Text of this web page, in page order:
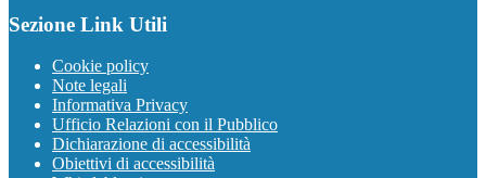
Sezione Link Utili
Cookie policy
Note legali
Informativa Privacy
Ufficio Relazioni con il Pubblico
Dichiarazione di accessibilità
Obiettivi di accessibilità